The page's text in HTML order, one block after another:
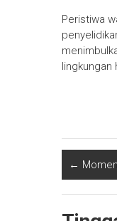
Peristiwa
lingkungan
←